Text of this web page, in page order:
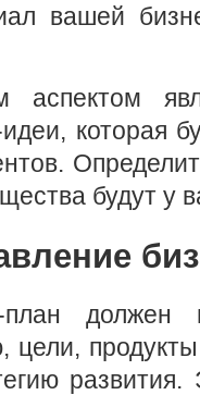
вашей
аспектом
которая
будут у
план должен
цели,